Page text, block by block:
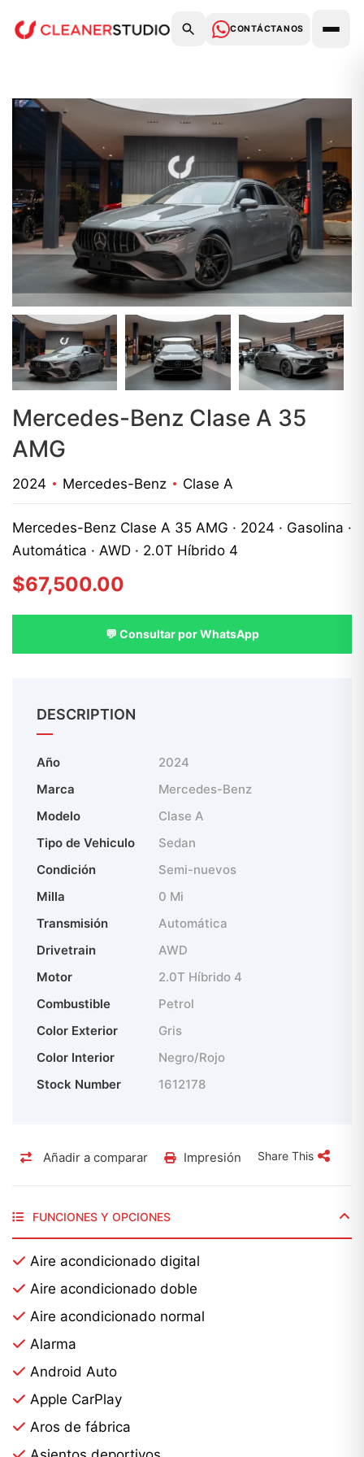
CONTÁCTANOS
Mercedes-Benz Clase A 35
AMG
2024 Mercedes-Benz Clase A
Mercedes-Benz Clase A 35 AMG · 2024 · Gasolina ·
Automática · AWD · 2.0T Híbrido 4
$67,500.00
💬 Consultar por WhatsApp
DESCRIPTION
Año
2024
Marca
Mercedes-Benz
Modelo
Clase A
Tipo de Vehiculo
Sedan
Condición
Semi-nuevos
Milla
0 Mi
Transmisión
Automática
Drivetrain
AWD
Motor
2.0T Híbrido 4
Combustible
Petrol
Color Exterior
Gris
Color Interior
Negro/Rojo
Stock Number
1612178
Añadir a comparar Impresión Share This
FUNCIONES Y OPCIONES
Aire acondicionado digital
Aire acondicionado doble
Aire acondicionado normal
Alarma
Android Auto
Apple CarPlay
Aros de fábrica